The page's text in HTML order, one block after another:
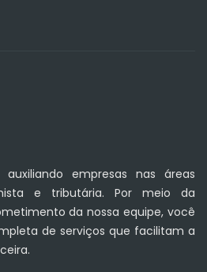
empresas nas áreas
e tributária. Por meio da
da nossa equipe, você
de serviços que facilitam a